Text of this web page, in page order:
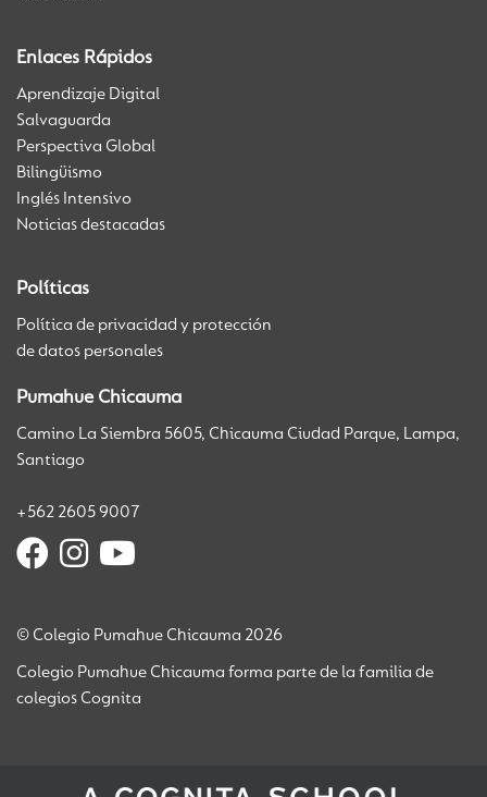
Enlaces Rápidos
Aprendizaje Digital
Salvaguarda
Perspectiva Global
Bilingüismo
Inglés Intensivo
Noticias destacadas
Políticas
Política de privacidad y protección
de datos personales
Pumahue Chicauma
Camino La Siembra 5605, Chicauma Ciudad Parque, Lampa,
Santiago
+562 2605 9007
© Colegio Pumahue Chicauma 2026
Colegio Pumahue Chicauma forma parte de la familia de
colegios Cognita